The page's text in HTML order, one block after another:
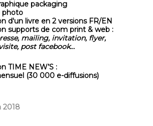
packaging
photo
d'un livre en 2 versions FR/EN
supports de com print & web :
mailing, invitation, flyer,
post facebook...
TIME NEW’S :
(30 000 e-diffusions)
2018